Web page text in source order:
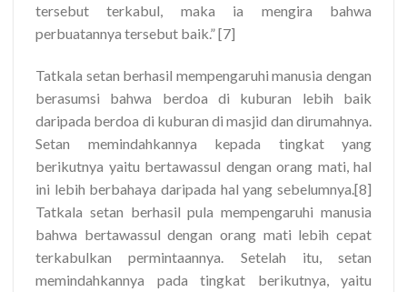
tersebut terkabul, maka ia mengira bahwa
perbuatannya tersebut baik.” [7]
Tatkala setan berhasil mempengaruhi manusia dengan
berasumsi bahwa berdoa di kuburan lebih baik
daripada berdoa di kuburan di masjid dan dirumahnya.
Setan memindahkannya kepada tingkat yang
berikutnya yaitu bertawassul dengan orang mati, hal
ini lebih berbahaya daripada hal yang sebelumnya.[8]
Tatkala setan berhasil pula mempengaruhi manusia
bahwa bertawassul dengan orang mati lebih cepat
terkabulkan permintaannya. Setelah itu, setan
memindahkannya pada tingkat berikutnya, yaitu